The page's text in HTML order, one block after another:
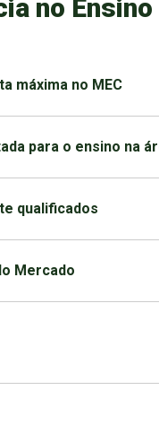
no Ensino
máxima no MEC
para o ensino na
qualificados
Mercado